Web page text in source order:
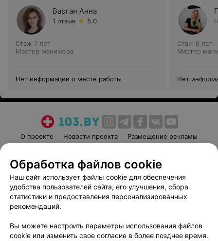
Варган Анна
1 отзыв 5.0
Стаж 7 лет
Мастер маникюра
Нет информации о месте работы
Стаж 6 лет
Мастер
Нет
О проекте Новости проекта
Размещение рекламы
Пользовательское соглашение
Способы оплаты
Вакансии
Партнеры
Написать руководителю 103.by
Обработка персональных данных
Обработка файлов cookie
Наш сайт использует файлы cookie для обеспечения
удобства пользователей сайта, его улучшения, сбора
статистики и предоставления персонализированных
рекомендаций.
Вы можете настроить параметры использования файлов
cookie или изменить свое согласие в более позднее время.